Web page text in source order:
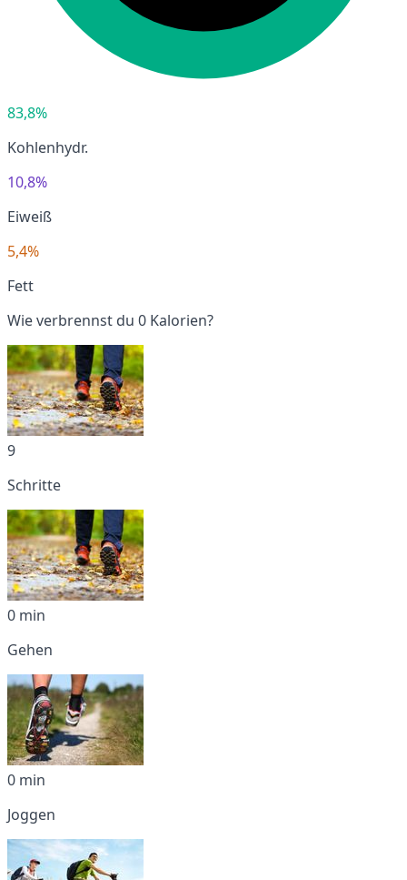
83,8%
Kohlenhydr.
10,8%
Eiweiß
5,4%
Fett
Wie verbrennst du 0 Kalorien?
9
Schritte
0 min
Gehen
0 min
Joggen